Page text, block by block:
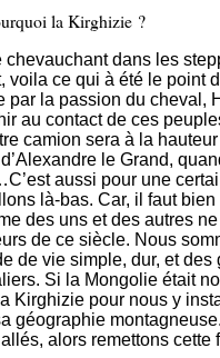
la Kirghizie ?
chevauchant dans les
voila ce qui à été le point
par la passion du cheval,
au contact de ces
camion sera à la
le Grand,
aussi pour une
là-bas. Car, il faut
des uns et des autres
de ce siècle. Nous
de vie simple, dur, et des
Si la Mongolie était
Kirghizie pour nous y
géographie
alors remettons cette